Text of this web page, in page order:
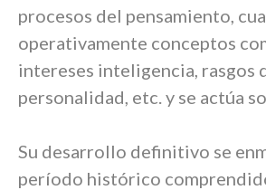
procesos del pensamiento,
operativamente conceptos
intereses inteligencia, rasgos
personalidad, etc. y se actúa
Su desarrollo definitivo se
período histórico